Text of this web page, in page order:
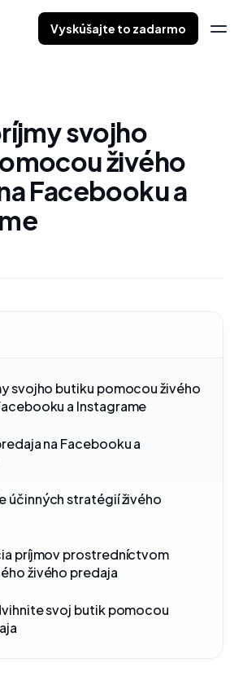
Vyskúšajte to zadarmo
svojho
živého
Facebooku a
svojho butiku pomocou živého
a Instagrame
na Facebooku a
účinných stratégií živého
príjmov prostredníctvom
živého predaja
svoj butik pomocou